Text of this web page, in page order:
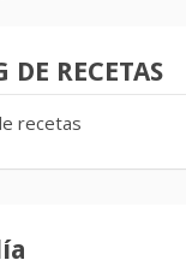
DE RECETAS